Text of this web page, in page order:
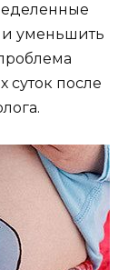
уменьшить
суток после